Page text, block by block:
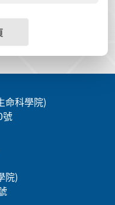
命科學院)
號
院)